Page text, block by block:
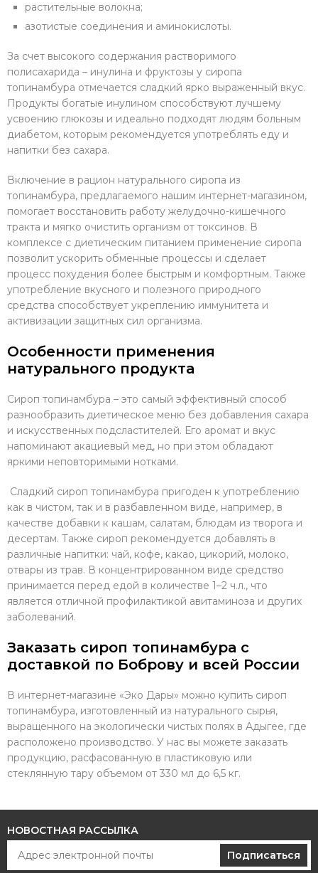
растительные волокна;
азотистые соединения и аминокислоты.
За счет высокого содержания растворимого
полисахарида – инулина и фруктозы у сиропа
топинамбура отмечается сладкий ярко выраженный вкус.
Продукты богатые инулином способствуют лучшему
усвоению глюкозы и идеально подходят людям больным
диабетом, которым рекомендуется употреблять еду и
напитки без сахара.
Включение в рацион натурального сиропа из
топинамбура, предлагаемого нашим интернет-магазином,
помогает восстановить работу желудочно-кишечного
тракта и мягко очистить организм от токсинов. В
комплексе с диетическим питанием применение сиропа
позволит ускорить обменные процессы и сделает
процесс похудения более быстрым и комфортным. Также
употребление вкусного и полезного природного
средства способствует укреплению иммунитета и
активизации защитных сил организма.
Особенности применения
натурального продукта
Сироп топинамбура – это самый эффективный способ
разнообразить диетическое меню без добавления сахара
и искусственных подсластителей. Его аромат и вкус
напоминают акациевый мед, но при этом обладают
яркими неповторимыми нотками.
Сладкий сироп топинамбура пригоден к употреблению
как в чистом, так и в разбавленном виде, например, в
качестве добавки к кашам, салатам, блюдам из творога и
десертам. Также сироп рекомендуется добавлять в
различные напитки: чай, кофе, какао, цикорий, молоко,
отвары из трав. В концентрированном виде средство
принимается перед едой в количестве 1–2 ч.л., что
является отличной профилактикой авитаминоза и других
заболеваний.
Заказать сироп топинамбура с
доставкой по Боброву и всей России
В интернет-магазине «Эко Дары» можно купить сироп
топинамбура, изготовленный из натурального сырья,
выращенного на экологически чистых полях в Адыгее, где
расположено производство. У нас вы можете заказать
продукцию, расфасованную в пластиковую или
стеклянную тару объемом от 330 мл до 6,5 кг.
НОВОСТНАЯ РАССЫЛКА
Подписаться